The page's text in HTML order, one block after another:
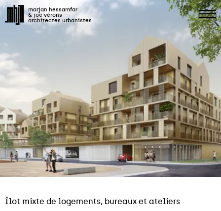
marjan hessamfar
& joe vérons
architectes urbanistes
Îlot mixte de logements, bureaux et ateliers